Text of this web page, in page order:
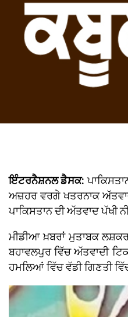
ਇੰਟਰਨੈਸ਼ਨਲ ਡੈਸਕ:
ਅਜ਼ਹਰ ਵਰਗੇ ਖਤਰਨਾਕ
ਪਾਕਿਸਤਾਨ ਦੀ ਅੱਤਵਾਦ ਪੱਖੀ
ਮੀਡੀਆ ਖ਼ਬਰਾਂ ਮੁਤਾਬਕ
ਬਹਾਵਲਪੁਰ ਵਿੱਚ ਅੱਤਵਾਦੀ
ਹਮਲਿਆਂ ਵਿੱਚ ਵੱਡੀ ਗਿਣਤੀ